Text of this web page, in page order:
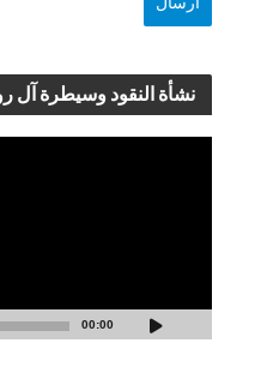
نشأة النقود وسيطرة آل
00:00